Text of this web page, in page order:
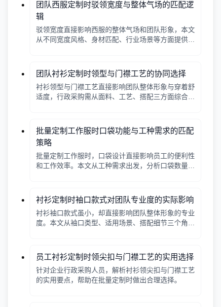
团队西服定制时驳领宽度与整体气场的匹配逻
辑
驳领宽度直接影响西服的整体气场和团队形象，本文
从不同宽度风格、身材匹配、行业场景等方面提供选
团队衬衫定制时领型与门襟工艺的协同选择
衬衫领型与门襟工艺直接影响团队整体形象与穿着舒
适度，行政采购需从面料、工艺、搭配三方面综合考
批量定制工作服时口袋功能与工种需求的匹配
策略
批量定制工作服时，口袋设计直接影响员工的便利性
和工作效率。本文从工种需求出发，分析口袋数量、
衬衫定制时袖口款式对团队专业度的实际影响
衬衫袖口款式虽小，却直接影响团队整体形象的专业
度。本文从袖口类型、适用场景、搭配细节三个角
员工衬衫定制时领尖扣与门襟工艺的实用选择
针对企业行政采购人员，解析衬衫领尖扣与门襟工艺
的实用要点，帮助在批量定制时做出合理选择。